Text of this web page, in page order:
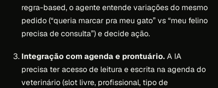
regra-based, o agente entende variações do mesmo
pedido (“queria marcar pra meu gato” vs “meu felino
precisa de consulta”) e decide ação.
Integração com agenda e prontuário.A IA
precisa ter acesso de leitura e escrita na agenda do
veterinário (slot livre, profissional, tipo de